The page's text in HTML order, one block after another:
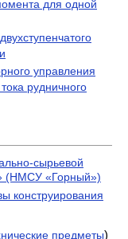
для одной
управления
рудничного
сырьевой
(НМСУ «Горный»)
конструирования
предметы)